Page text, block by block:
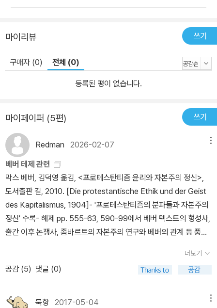
마이리뷰 쓰기
구매자 (0) 전체 (0)
등록된 평이 없습니다.
마이페이퍼 (5편) 쓰기
Redman 2026-02-07
베버 테제 관련
막스 베버, 김덕영 옮김, <프로테스탄티즘 윤리와 자본주의 정신>,
도서출판 길, 2010. [Die protestantische Ethik und der Geist
des Kapitalismus, 1904]- '프로테스탄티즘의 분파들과 자본주의
정신' 수록- 해제 pp. 555-63, 590-99에서 베버 텍스트의 형성사,
출간 이후 논쟁사, 좀바르트의 자본주의 연구와 베버의 관계 등 풍부
>, 나남출판, 2008. 특히 '세계종교와 경제윤리: 비교 종교사회학적
시도'- 그리스도교를 넘어 세계의 각 종교들과 경제 사이의 관계에 대
한 이념형 연구김덕영, <막스 베버>, 도서출판 길, 2012기독교와 근
대 세계 R. H. 토니, 고세훈 옮김, <기독교와 자본주의의 발흥>, 한길
더보기
공감 (5) 댓글 (0)
묵향2017-05-04